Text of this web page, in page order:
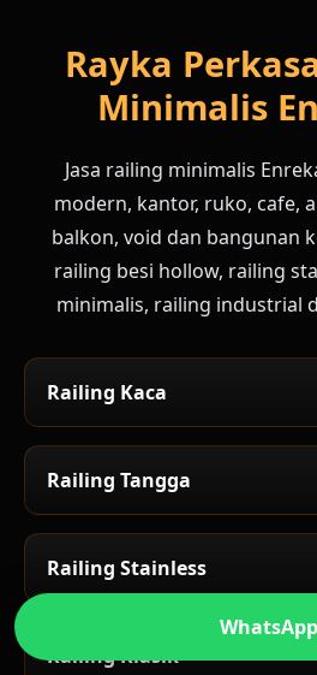
WhatsApp
Rayka
Minimalis
Jasa railing minimalis
modern, kantor, ruko, cafe,
balkon, void dan bangunan
railing besi hollow, railing
minimalis, railing industrial
Railing Kaca
Railing Tangga
Railing Stainless
Railing Klasik